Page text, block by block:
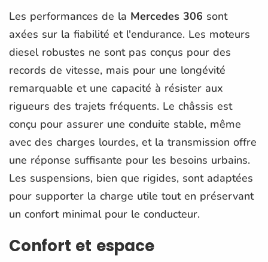
Les performances de la Mercedes 306 sont
axées sur la fiabilité et l'endurance. Les moteurs
diesel robustes ne sont pas conçus pour des
records de vitesse, mais pour une longévité
remarquable et une capacité à résister aux
rigueurs des trajets fréquents. Le châssis est
conçu pour assurer une conduite stable, même
avec des charges lourdes, et la transmission offre
une réponse suffisante pour les besoins urbains.
Les suspensions, bien que rigides, sont adaptées
pour supporter la charge utile tout en préservant
un confort minimal pour le conducteur.
Confort et espace